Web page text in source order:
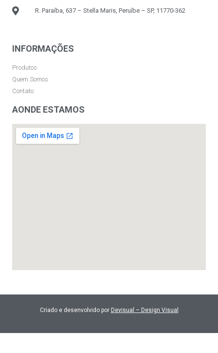
R. Paraíba, 637 – Stella Maris, Peruíbe – SP, 11770-362
INFORMAÇÕES
Produtos
Quem Somos
Contato
AONDE ESTAMOS
Criado e desenvolvido por Devisual – Design Visual